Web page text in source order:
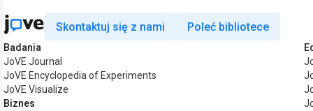
Skontaktuj się z nami Poleć bibliotece
Badania
JoVE Journal
JoVE Encyclopedia of Experiments
JoVE Visualize
Biznes